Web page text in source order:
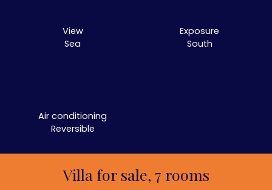
View
Sea
Exposure
South
Air conditioning
Reversible
Villa for sale, 7 rooms